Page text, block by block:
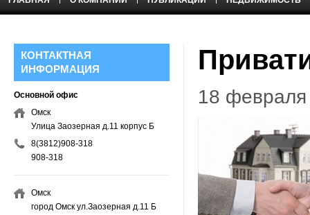
КОНТАКТНАЯ
ИНФОРМАЦИЯ
Основной офис
Омск
Улица Заозерная д.11 корпус Б
8(3812)908-318
908-318
Омск
город Омск ул.Заозерная д.11 Б
18 февраля